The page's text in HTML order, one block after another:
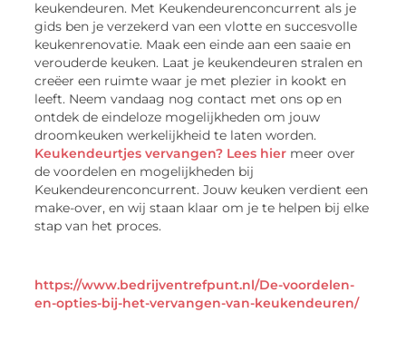
keukendeuren. Met Keukendeurenconcurrent als je
gids ben je verzekerd van een vlotte en succesvolle
keukenrenovatie. Maak een einde aan een saaie en
verouderde keuken. Laat je keukendeuren stralen en
creëer een ruimte waar je met plezier in kookt en
leeft. Neem vandaag nog contact met ons op en
ontdek de eindeloze mogelijkheden om jouw
droomkeuken werkelijkheid te laten worden.
Keukendeurtjes vervangen? Lees hier meer over
de voordelen en mogelijkheden bij
Keukendeurenconcurrent. Jouw keuken verdient een
make-over, en wij staan klaar om je te helpen bij elke
stap van het proces.
https://www.bedrijventrefpunt.nl/De-voordelen-
en-opties-bij-het-vervangen-van-keukendeuren/